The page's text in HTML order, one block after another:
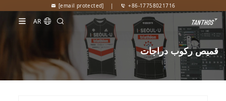
[email protected] | +86-17758021716
AR
قميص ركوب دراجات